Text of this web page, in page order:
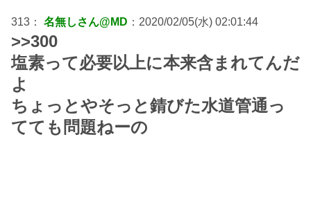
313： 名無しさん@MD ：2020/02/05(水) 02:01:44
>>300
塩素って必要以上に本来含まれてんだ
よ
ちょっとやそっと錆びた水道管通っ
てても問題ねーの